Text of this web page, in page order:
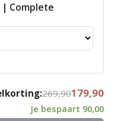
| Complete
269,90179,90
Je bespaart 90,00